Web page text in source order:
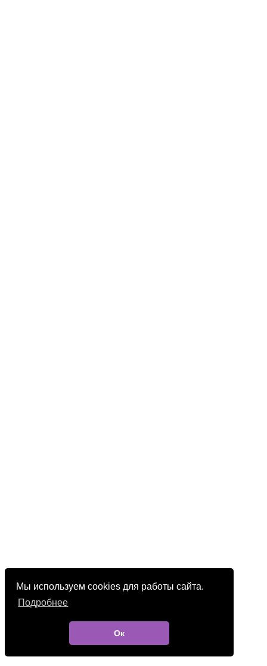
Мы используем cookies для работы сайта.
Подробнее
Ок